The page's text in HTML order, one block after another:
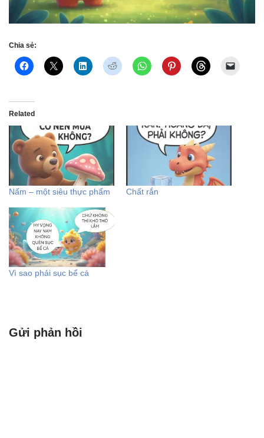
Chia sẻ:
Related
Nấm – một siêu thực phẩm Chất rắn
Vì sao phải sục bể cá
Gửi phản hồi